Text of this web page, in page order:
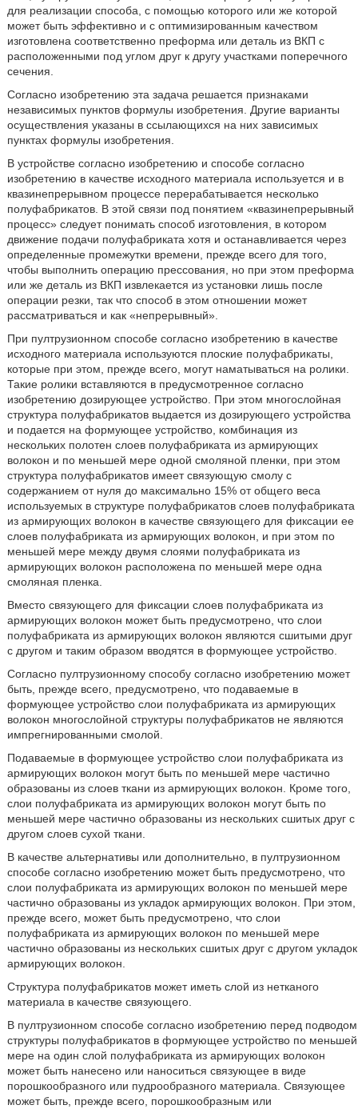
для реализации способа, с помощью которого или же которой
может быть эффективно и с оптимизированным качеством
изготовлена соответственно преформа или деталь из ВКП с
расположенными под углом друг к другу участками поперечного
сечения.
Согласно изобретению эта задача решается признаками
независимых пунктов формулы изобретения. Другие варианты
осуществления указаны в ссылающихся на них зависимых
пунктах формулы изобретения.
В устройстве согласно изобретению и способе согласно
изобретению в качестве исходного материала используется и в
квазинепрерывном процессе перерабатывается несколько
полуфабрикатов. В этой связи под понятием «квазинепрерывный
процесс» следует понимать способ изготовления, в котором
движение подачи полуфабриката хотя и останавливается через
определенные промежутки времени, прежде всего для того,
чтобы выполнить операцию прессования, но при этом преформа
или же деталь из ВКП извлекается из установки лишь после
операции резки, так что способ в этом отношении может
рассматриваться и как «непрерывный».
При пултрузионном способе согласно изобретению в качестве
исходного материала используются плоские полуфабрикаты,
которые при этом, прежде всего, могут наматываться на ролики.
Такие ролики вставляются в предусмотренное согласно
изобретению дозирующее устройство. При этом многослойная
структура полуфабрикатов выдается из дозирующего устройства
и подается на формующее устройство, комбинация из
нескольких полотен слоев полуфабриката из армирующих
волокон и по меньшей мере одной смоляной пленки, при этом
структура полуфабрикатов имеет связующую смолу с
содержанием от нуля до максимально 15% от общего веса
используемых в структуре полуфабрикатов слоев полуфабриката
из армирующих волокон в качестве связующего для фиксации ее
слоев полуфабриката из армирующих волокон, и при этом по
меньшей мере между двумя слоями полуфабриката из
армирующих волокон расположена по меньшей мере одна
смоляная пленка.
Вместо связующего для фиксации слоев полуфабриката из
армирующих волокон может быть предусмотрено, что слои
полуфабриката из армирующих волокон являются сшитыми друг
с другом и таким образом вводятся в формующее устройство.
Согласно пултрузионному способу согласно изобретению может
быть, прежде всего, предусмотрено, что подаваемые в
формующее устройство слои полуфабриката из армирующих
волокон многослойной структуры полуфабрикатов не являются
импрегнированными смолой.
Подаваемые в формующее устройство слои полуфабриката из
армирующих волокон могут быть по меньшей мере частично
образованы из слоев ткани из армирующих волокон. Кроме того,
слои полуфабриката из армирующих волокон могут быть по
меньшей мере частично образованы из нескольких сшитых друг с
другом слоев сухой ткани.
В качестве альтернативы или дополнительно, в пултрузионном
способе согласно изобретению может быть предусмотрено, что
слои полуфабриката из армирующих волокон по меньшей мере
частично образованы из укладок армирующих волокон. При этом,
прежде всего, может быть предусмотрено, что слои
полуфабриката из армирующих волокон по меньшей мере
частично образованы из нескольких сшитых друг с другом укладок
армирующих волокон.
Структура полуфабрикатов может иметь слой из нетканого
материала в качестве связующего.
В пултрузионном способе согласно изобретению перед подводом
структуры полуфабрикатов в формующее устройство по меньшей
мере на один слой полуфабриката из армирующих волокон
может быть нанесено или наноситься связующее в виде
порошкообразного или пудрообразного материала. Связующее
может быть, прежде всего, порошкообразным или